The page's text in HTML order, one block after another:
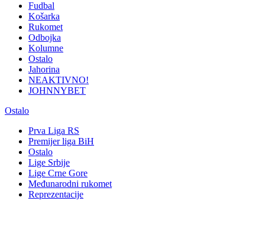
Fudbal
Košarka
Rukomet
Odbojka
Kolumne
Ostalo
Jahorina
NEAKTIVNO!
JOHNNYBET
Ostalo
Prva Liga RS
Premijer liga BiH
Ostalo
Lige Srbije
Lige Crne Gore
Međunarodni rukomet
Reprezentacije